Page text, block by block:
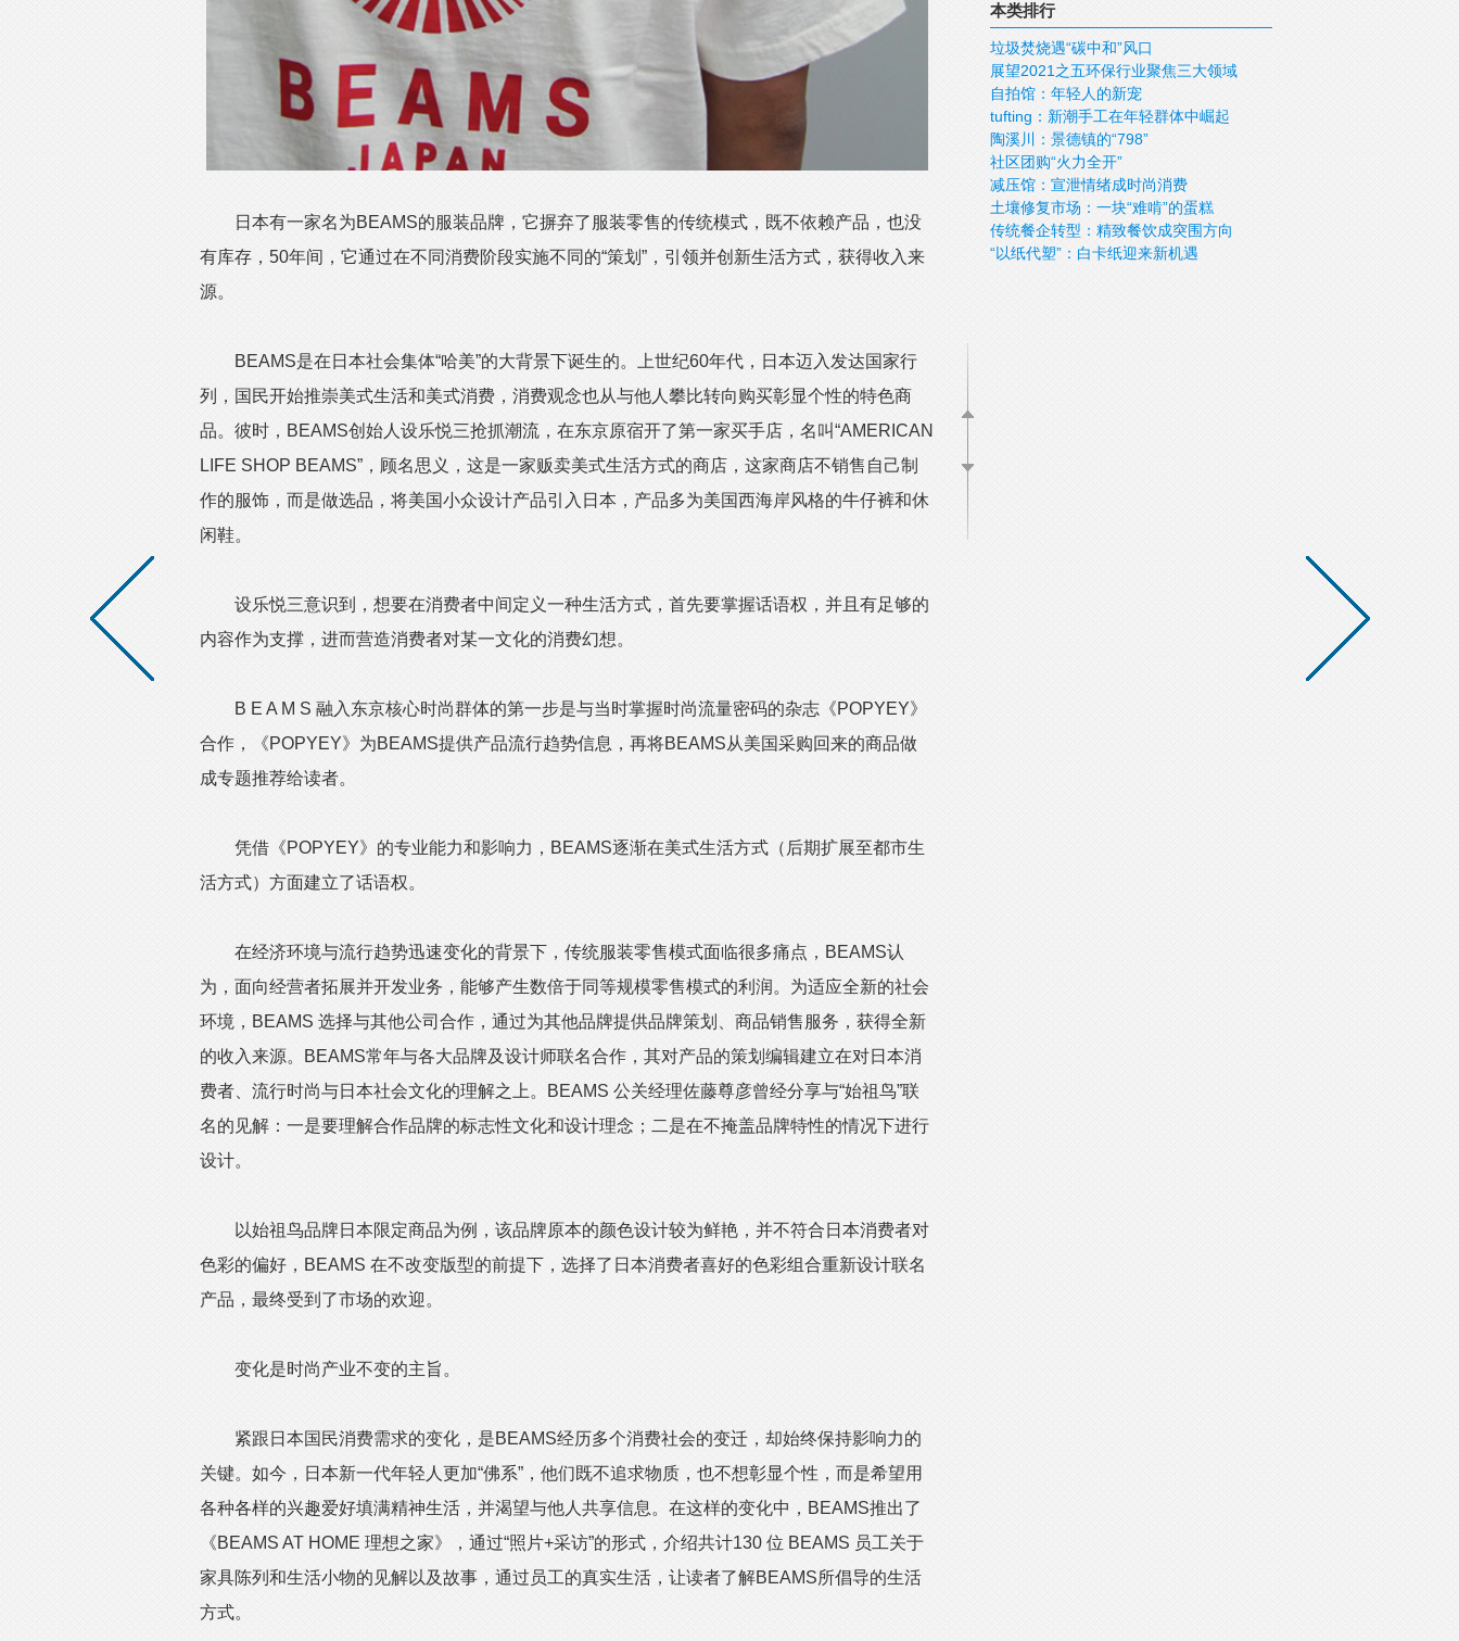
日本有一家名为BEAMS的服装品牌，它摒弃了服装零售的传统模式，既不依赖产品，也没
有库存，50年间，它通过在不同消费阶段实施不同的“策划”，引领并创新生活方式，获得收入来
源。
BEAMS是在日本社会集体“哈美”的大背景下诞生的。上世纪60年代，日本迈入发达国家行
列，国民开始推崇美式生活和美式消费，消费观念也从与他人攀比转向购买彰显个性的特色商
品。彼时，BEAMS创始人设乐悦三抢抓潮流，在东京原宿开了第一家买手店，名叫“AMERICAN
LIFE SHOP BEAMS”，顾名思义，这是一家贩卖美式生活方式的商店，这家商店不销售自己制
作的服饰，而是做选品，将美国小众设计产品引入日本，产品多为美国西海岸风格的牛仔裤和休
闲鞋。
设乐悦三意识到，想要在消费者中间定义一种生活方式，首先要掌握话语权，并且有足够的
内容作为支撑，进而营造消费者对某一文化的消费幻想。
B E A M S 融入东京核心时尚群体的第一步是与当时掌握时尚流量密码的杂志《POPYEY》
合作，《POPYEY》为BEAMS提供产品流行趋势信息，再将BEAMS从美国采购回来的商品做
成专题推荐给读者。
凭借《POPYEY》的专业能力和影响力，BEAMS逐渐在美式生活方式（后期扩展至都市生
活方式）方面建立了话语权。
在经济环境与流行趋势迅速变化的背景下，传统服装零售模式面临很多痛点，BEAMS认
为，面向经营者拓展并开发业务，能够产生数倍于同等规模零售模式的利润。为适应全新的社会
环境，BEAMS 选择与其他公司合作，通过为其他品牌提供品牌策划、商品销售服务，获得全新
的收入来源。BEAMS常年与各大品牌及设计师联名合作，其对产品的策划编辑建立在对日本消
费者、流行时尚与日本社会文化的理解之上。BEAMS 公关经理佐藤尊彦曾经分享与“始祖鸟”联
名的见解：一是要理解合作品牌的标志性文化和设计理念；二是在不掩盖品牌特性的情况下进行
设计。
以始祖鸟品牌日本限定商品为例，该品牌原本的颜色设计较为鲜艳，并不符合日本消费者对
色彩的偏好，BEAMS 在不改变版型的前提下，选择了日本消费者喜好的色彩组合重新设计联名
产品，最终受到了市场的欢迎。
变化是时尚产业不变的主旨。
紧跟日本国民消费需求的变化，是BEAMS经历多个消费社会的变迁，却始终保持影响力的
关键。如今，日本新一代年轻人更加“佛系”，他们既不追求物质，也不想彰显个性，而是希望用
各种各样的兴趣爱好填满精神生活，并渴望与他人共享信息。在这样的变化中，BEAMS推出了
《BEAMS AT HOME 理想之家》，通过“照片+采访”的形式，介绍共计130 位 BEAMS 员工关于
家具陈列和生活小物的见解以及故事，通过员工的真实生活，让读者了解BEAMS所倡导的生活
方式。
本类排行
垃圾焚烧遇“碳中和”风口
展望2021之五环保行业聚焦三大领域
自拍馆：年轻人的新宠
tufting：新潮手工在年轻群体中崛起
陶溪川：景德镇的“798”
社区团购“火力全开”
减压馆：宣泄情绪成时尚消费
土壤修复市场：一块“难啃”的蛋糕
传统餐企转型：精致餐饮成突围方向
“以纸代塑”：白卡纸迎来新机遇